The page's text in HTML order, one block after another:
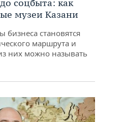
соцбыта: как
музеи Казани
бизнеса становятся
маршрута и
них можно называть